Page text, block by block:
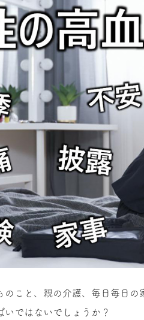
のこと、親の介護、毎日毎日
いではないでしょうか？